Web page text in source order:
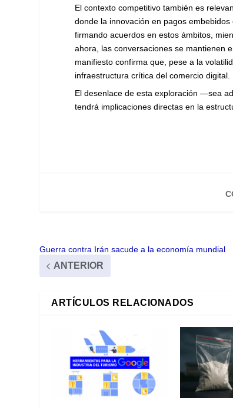
El contexto competitivo también es
donde la innovación en pagos
firmando acuerdos en estos ámbitos,
ahora, las conversaciones se mantienen
manifiesto confirma que, pese a la
infraestructura crítica del comercio digital.
El desenlace de esta exploración —sea
tendrá implicaciones directas en la
Guerra contra Irán sacude a la economía mundial
ANTERIOR
ARTÍCULOS RELACIONADOS